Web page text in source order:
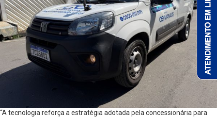
“A tecnologia reforça a estratégia adotada pela concessionária para